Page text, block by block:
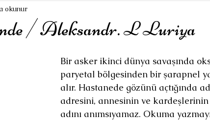
/ Aleksandr. L Luriya
okunur
Bir asker ikinci dünya savaşında
paryetal bölgesinden bir şarapnel
alır. Hastanede gözünü açtığında
adresini, annesinin ve kardeşlerinin
adını anımsıyamaz. Okuma